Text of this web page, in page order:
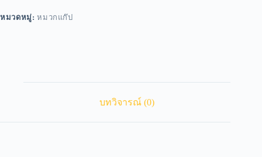
หมวดหมู่:หมวกแก๊ป
บทวิจารณ์ (0)